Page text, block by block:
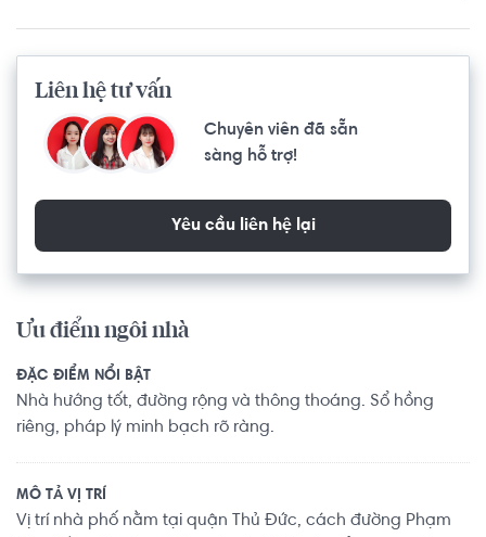
Liên hệ tư vấn
Chuyên viên đã sẵn
sàng hỗ trợ!
Yêu cầu liên hệ lại
Ưu điểm ngôi nhà
ĐẶC ĐIỂM NỔI BẬT
Nhà hướng tốt, đường rộng và thông thoáng. Sổ hồng
riêng, pháp lý minh bạch rõ ràng.
MÔ TẢ VỊ TRÍ
Vị trí nhà phố nằm tại quận Thủ Đức, cách đường Phạm